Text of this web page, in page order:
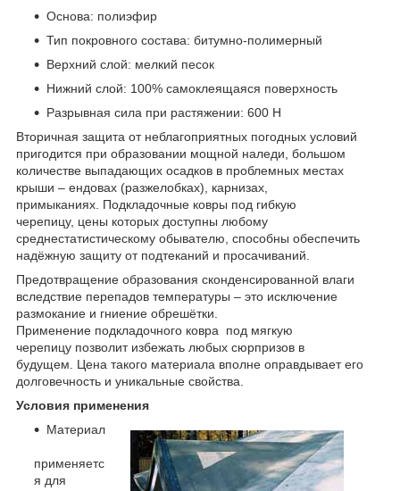
Основа: полиэфир
Тип покровного состава: битумно-полимерный
Верхний слой: мелкий песок
Нижний слой: 100% самоклеящаяся поверхность
Разрывная сила при растяжении: 600 Н
Вторичная защита от неблагоприятных погодных условий
пригодится при образовании мощной наледи, большом
количестве выпадающих осадков в проблемных местах
крыши – ендовах (разжелобках), карнизах,
примыканиях. Подкладочные ковры под гибкую
черепицу, цены которых доступны любому
среднестатистическому обывателю, способны обеспечить
надёжную защиту от подтеканий и просачиваний.
Предотвращение образования сконденсированной влаги
вследствие перепадов температуры – это исключение
размокание и гниение обрешётки.
Применение подкладочного ковра под мягкую
черепицу позволит избежать любых сюрпризов в
будущем. Цена такого материала вполне оправдывает его
долговечность и уникальные свойства.
Условия применения
Материал
применяетс
я для